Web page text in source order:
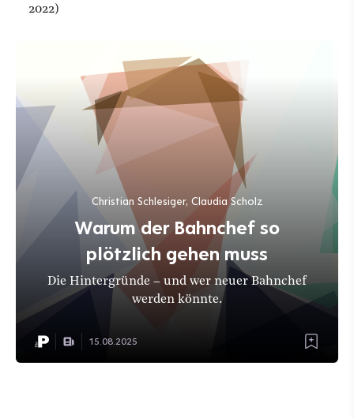
2022)
Christian Schlesiger, Claudia Scholz
Warum der Bahnchef so
plötzlich gehen muss
Die Hintergründe – und wer neuer Bahnchef
werden könnte.
15.08.2025